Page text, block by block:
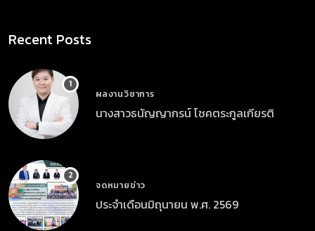
Recent Posts
ผลงานวิชาการ
นางสาวธนัญญากรน์ โชคตระกูลเกียรติ
จดหมายข่าว
ประจำเดือนมิถุนายน พ.ศ. 2569